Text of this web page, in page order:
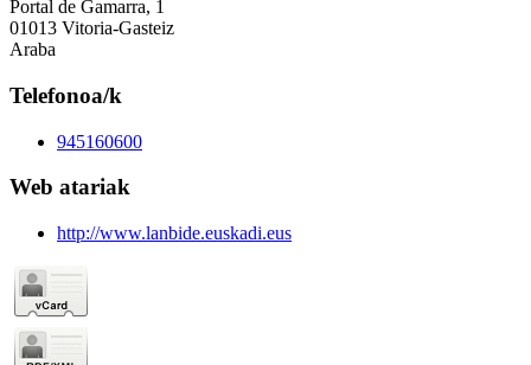
Portal de Gamarra, 1
01013 Vitoria-Gasteiz
Araba
Telefonoa/k
945160600
Web atariak
http://www.lanbide.euskadi.eus